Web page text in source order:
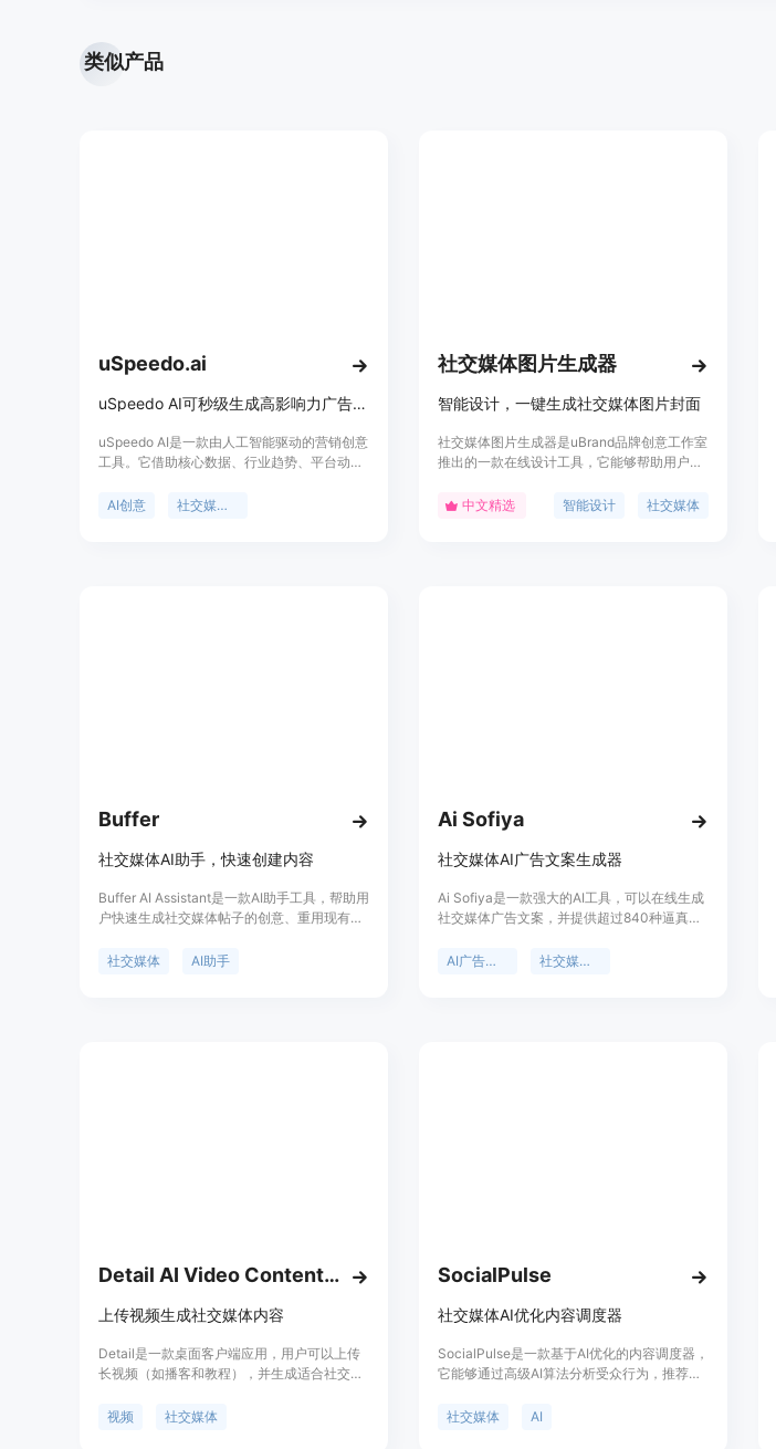
类似产品
uSpeedo.ai
uSpeedo AI可秒级生成高影响力广告创意与社交媒体内容
uSpeedo AI是一款由人工智能驱动的营销创意
工具。它借助核心数据、行业趋势、平台动态
重要性在于能够极大地提高营销内容的创作效
AI创意 社交媒体内容
社交媒体图片生成器
智能设计，一键生成社交媒体图片封面
社交媒体图片生成器是uBrand品牌创意工作室
推出的一款在线设计工具，它能够帮助用户快
人工智能技术，简化了设计流程，提高了设计
中文精选 智能设计 社交媒体
Buffer
社交媒体AI助手，快速创建内容
Buffer AI Assistant是一款AI助手工具，帮助用
户快速生成社交媒体帖子的创意、重用现有社
生成包括热门话题、引用提示、行业专题、时
社交媒体 AI助手
Ai Sofiya
社交媒体AI广告文案生成器
Ai Sofiya是一款强大的AI工具，可以在线生成
社交媒体广告文案，并提供超过840种逼真的
您设计帖子、创建视频，支持Adobe
AI广告文案 社交媒体广告
Detail AI Video Content Maker
上传视频生成社交媒体内容
Detail是一款桌面客户端应用，用户可以上传
长视频（如播客和教程），并生成适合社交媒
能帮助用户快速生成有趣且引人注目的社交媒
视频 社交媒体
SocialPulse
社交媒体AI优化内容调度器
SocialPulse是一款基于AI优化的内容调度器，
它能够通过高级AI算法分析受众行为，推荐最
它还能够根据您的行业和受众提供个性化的内
社交媒体 AI